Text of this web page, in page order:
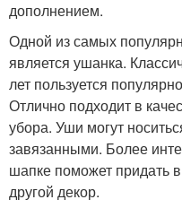
дополнением.
Одной из самых
является ушанка.
лет пользуется
Отлично подходит в
убора. Уши могут
завязанными. Более
шапке поможет придать
другой декор.